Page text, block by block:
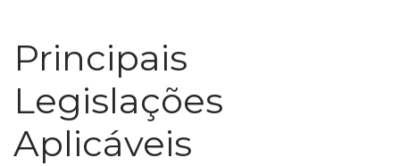
Principais
Legislações
Aplicáveis